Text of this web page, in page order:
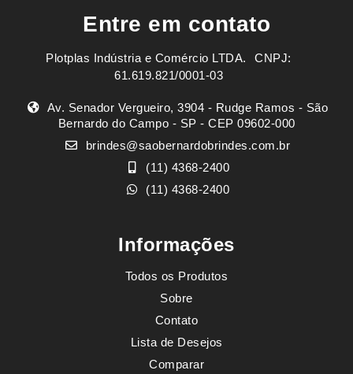
Entre em contato
Plotplas Indústria e Comércio LTDA. ㅤㅤㅤ CNPJ:
61.619.821/0001-03
Av. Senador Vergueiro, 3904 - Rudge Ramos - São
Bernardo do Campo - SP - CEP 09602-000
brindes@saobernardobrindes.com.br
(11) 4368-2400
(11) 4368-2400
Informações
Todos os Produtos
Sobre
Contato
Lista de Desejos
Comparar